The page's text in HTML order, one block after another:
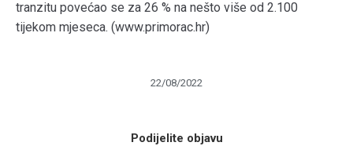
tranzitu povećao se za 26 % na nešto više od 2.100
tijekom mjeseca. (www.primorac.hr)
22/08/2022
Podijelite objavu